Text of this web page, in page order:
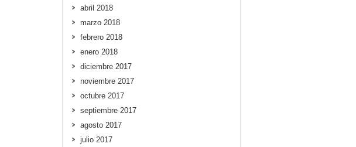
abril 2018
marzo 2018
febrero 2018
enero 2018
diciembre 2017
noviembre 2017
octubre 2017
septiembre 2017
agosto 2017
julio 2017